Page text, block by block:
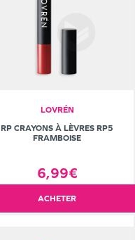
LOVRÉN
RP CRAYONS À LÈVRES RP5
FRAMBOISE
6,99€
ACHETER